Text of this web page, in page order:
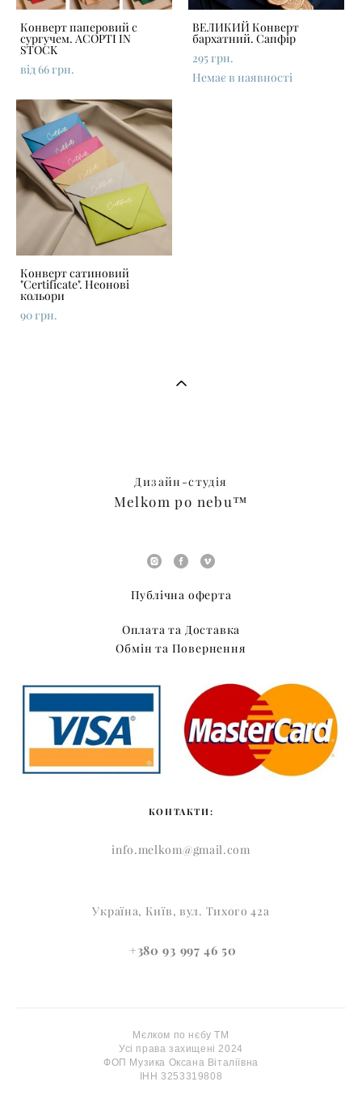
Конверт паперовий с
сургучем. АСОРТІ IN
STOCK
від 66 грн.
ВЕЛИКИЙ Конверт
бархатний. Сапфір
295 грн.
Немає в наявності
Конверт сатиновий
"Certificate". Неонові
кольори
90 грн.
Дизайн-студія
Melkom po nebu™
Публічна оферта
Оплата та Доставка
Обмін та Повернення
КОНТАКТИ:
info.melkom@gmail.com
Україна, Київ, вул. Тихого 42а
+380 93 997 46 50
Мєлком по нєбу ТМ
Усі права захищені 2024
ФОП Музика Оксана Віталіївна
ІНН 3253319808